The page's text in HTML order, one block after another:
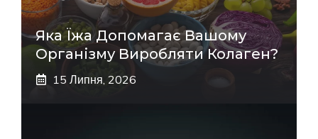
Яка Їжа Допомагає Вашому
Організму Виробляти Колаген?
15 Липня, 2026